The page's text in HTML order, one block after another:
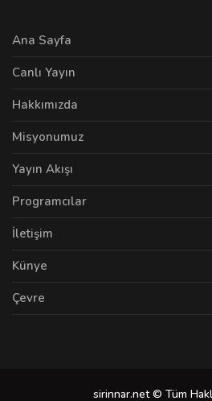
Ana Sayfa
Canlı Yayın
Hakkımızda
Misyonumuz
Yayın Akışı
Programcılar
İletişim
Künye
Çevre
sirinnar.net © Tüm